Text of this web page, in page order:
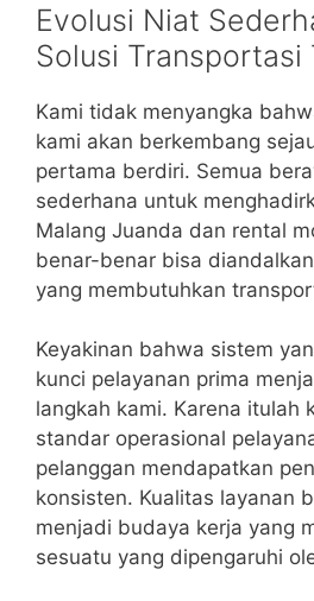
Evolusi Niat
Solusi Transportasi
Kami tidak menyangka
kami akan berkembang
pertama berdiri. Semua
sederhana untuk
Malang Juanda dan rental
benar-benar bisa
yang membutuhkan
Keyakinan bahwa sistem
kunci pelayanan prima
langkah kami. Karena itulah
standar operasional
pelanggan mendapatkan
konsisten. Kualitas layanan
menjadi budaya kerja yang
sesuatu yang dipengaruhi